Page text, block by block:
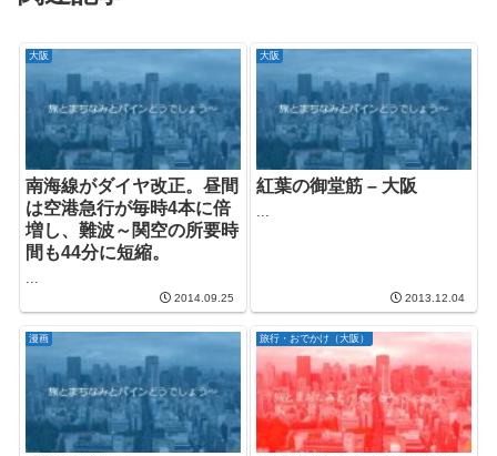
大阪
南海線がダイヤ改正。昼間
は空港急行が毎時4本に倍
増し、難波～関空の所要時
間も44分に短縮。
...
2014.09.25
大阪
紅葉の御堂筋 – 大阪
...
2013.12.04
漫画 旅行・おでかけ（大阪）